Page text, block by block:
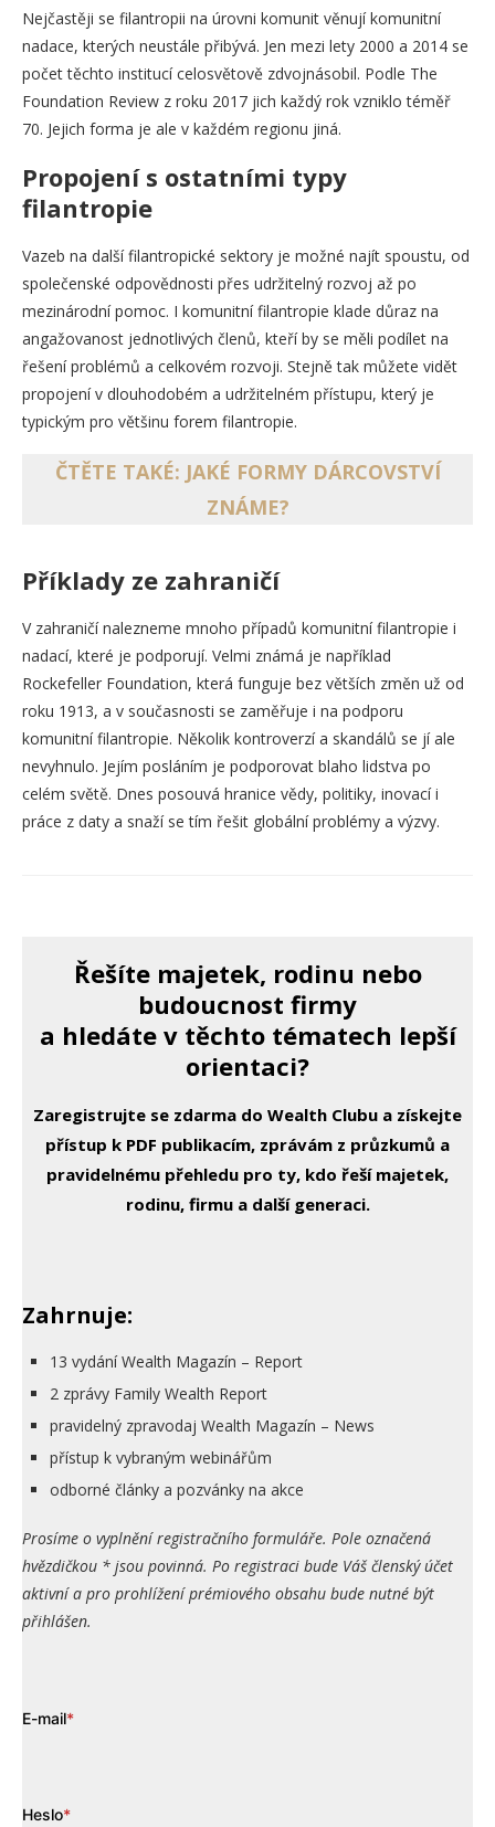
Nejčastěji se filantropii na úrovni komunit věnují komunitní
nadace, kterých neustále přibývá. Jen mezi lety 2000 a 2014 se
počet těchto institucí celosvětově zdvojnásobil. Podle The
Foundation Review z roku 2017 jich každý rok vzniklo téměř
70. Jejich forma je ale v každém regionu jiná.
Propojení s ostatními typy
filantropie
Vazeb na další filantropické sektory je možné najít spoustu, od
společenské odpovědnosti přes udržitelný rozvoj až po
mezinárodní pomoc. I komunitní filantropie klade důraz na
angažovanost jednotlivých členů, kteří by se měli podílet na
řešení problémů a celkovém rozvoji. Stejně tak můžete vidět
propojení v dlouhodobém a udržitelném přístupu, který je
typickým pro většinu forem filantropie.
ČTĚTE TAKÉ: JAKÉ FORMY DÁRCOVSTVÍ
ZNÁME?
Příklady ze zahraničí
V zahraničí nalezneme mnoho případů komunitní filantropie i
nadací, které je podporují. Velmi známá je například
Rockefeller Foundation, která funguje bez větších změn už od
roku 1913, a v současnosti se zaměřuje i na podporu
komunitní filantropie. Několik kontroverzí a skandálů se jí ale
nevyhnulo. Jejím posláním je podporovat blaho lidstva po
celém světě. Dnes posouvá hranice vědy, politiky, inovací i
práce z daty a snaží se tím řešit globální problémy a výzvy.
Řešíte majetek, rodinu nebo
budoucnost firmy
a hledáte v těchto tématech lepší
orientaci?
Zaregistrujte se zdarma do Wealth Clubu a získejte
přístup k PDF publikacím, zprávám z průzkumů a
pravidelnému přehledu pro ty, kdo řeší majetek,
rodinu, firmu a další generaci.
Zahrnuje:
13 vydání Wealth Magazín – Report
2 zprávy Family Wealth Report
pravidelný zpravodaj Wealth Magazín – News
přístup k vybraným webinářům
odborné články a pozvánky na akce
Prosíme o vyplnění registračního formuláře. Pole označená
hvězdičkou * jsou povinná. Po registraci bude Váš členský účet
aktivní a pro prohlížení prémiového obsahu bude nutné být
přihlášen.
E-mail*
Heslo*